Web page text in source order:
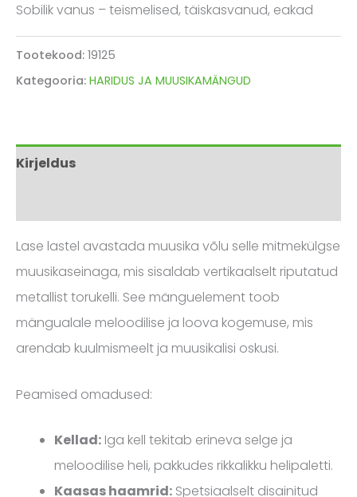
Sobilik vanus – teismelised, täiskasvanud, eakad
Tootekood: 19125
Kategooria: HARIDUS JA MUUSIKAMÄNGUD
Kirjeldus
Lase lastel avastada muusika võlu selle mitmekülgse
muusikaseinaga, mis sisaldab vertikaalselt riputatud
metallist torukelli. See mänguelement toob
mängualale meloodilise ja loova kogemuse, mis
arendab kuulmismeelt ja muusikalisi oskusi.
Peamised omadused:
Kellad: Iga kell tekitab erineva selge ja
meloodilise heli, pakkudes rikkalikku helipaletti.
Kaasas haamrid: Spetsiaalselt disainitud